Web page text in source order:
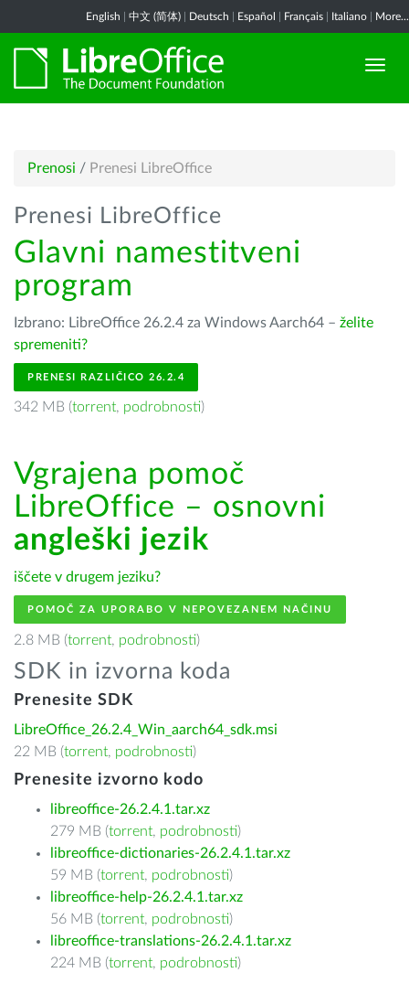
English 中文 (简体) Deutsch Español Français Italiano More...
Prenosi / Prenesi LibreOffice
Prenesi LibreOffice
Glavni namestitveni
program
Izbrano: LibreOffice 26.2.4 za Windows Aarch64 – želite
spremeniti?
PRENESI RAZLIČICO 26.2.4
342 MB (torrent, podrobnosti)
Vgrajena pomoč
LibreOffice – osnovni
angleški jezik
iščete v drugem jeziku?
POMOČ ZA UPORABO V NEPOVEZANEM NAČINU
2.8 MB (torrent, podrobnosti)
SDK in izvorna koda
Prenesite SDK
LibreOffice_26.2.4_Win_aarch64_sdk.msi
22 MB (torrent, podrobnosti)
Prenesite izvorno kodo
libreoffice-26.2.4.1.tar.xz
279 MB (torrent, podrobnosti)
libreoffice-dictionaries-26.2.4.1.tar.xz
59 MB (torrent, podrobnosti)
libreoffice-help-26.2.4.1.tar.xz
56 MB (torrent, podrobnosti)
libreoffice-translations-26.2.4.1.tar.xz
224 MB (torrent, podrobnosti)